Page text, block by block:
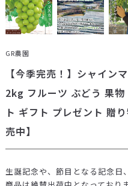
GR農園
【今季完売！】シャイン
2kg フルーツ ぶどう 果
ト ギフト プレゼント 贈
売中】
生誕記念や、節目となる記念日